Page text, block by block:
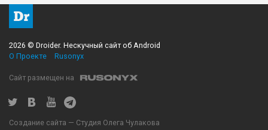
2026 © Droider. Нескучный сайт об Android
О Проекте
Rusonyx
Сайт размещен на
Создание сайта — Студия Олега Чулакова